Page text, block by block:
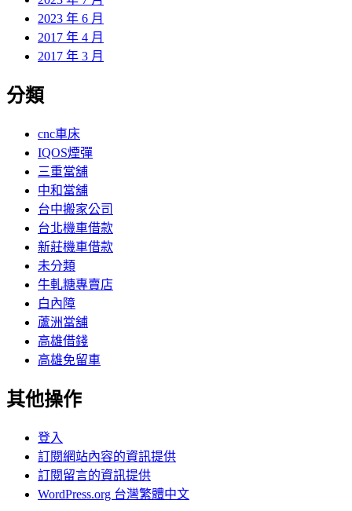
2023 年 6 月
2017 年 4 月
2017 年 3 月
分類
cnc車床
IQOS煙彈
三重當舖
中和當舖
台中搬家公司
台北機車借款
新莊機車借款
未分類
牛軋糖專賣店
白內障
蘆洲當舖
高雄借錢
高雄免留車
其他操作
登入
訂閱網站內容的資訊提供
訂閱留言的資訊提供
WordPress.org 台灣繁體中文